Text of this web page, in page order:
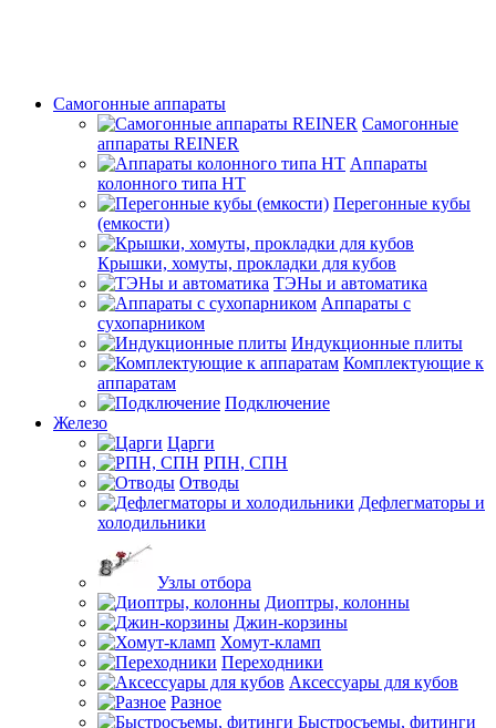
Самогонные аппараты
Самогонные
аппараты REINER
Аппараты
колонного типа НТ
Перегонные кубы
(емкости)
Крышки, хомуты, прокладки для кубов
ТЭНы и автоматика
Аппараты с
сухопарником
Индукционные плиты
Комплектующие к
аппаратам
Подключение
Железо
Царги
РПН, СПН
Отводы
Дефлегматоры и
холодильники
Узлы отбора
Диоптры, колонны
Джин-корзины
Хомут-кламп
Переходники
Аксессуары для кубов
Разное
Быстросъемы, фитинги